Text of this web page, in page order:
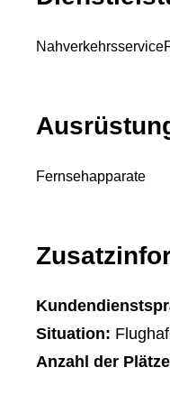
Nahverkehrsservice
Fernsehapparate
Situation:
Anzahl der